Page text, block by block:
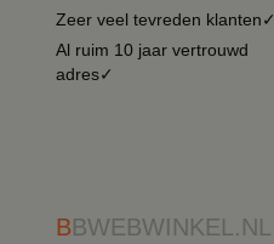
Zeer veel tevreden klanten✓
Al ruim 10 jaar vertrouwd
adres✓
BBWEBWINKEL.NL